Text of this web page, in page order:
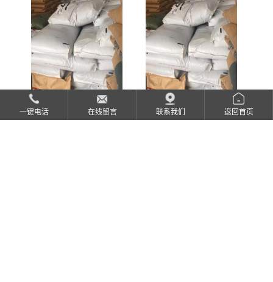
沙伯基础 PEI 2100-1000 PC 141R-111
一键电话 在线留言 联系我们 返回首页